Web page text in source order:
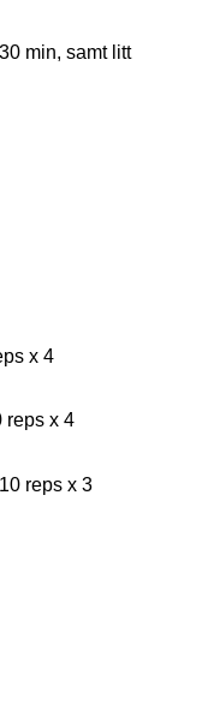
min, samt litt
x 4
reps x 4
reps x 3